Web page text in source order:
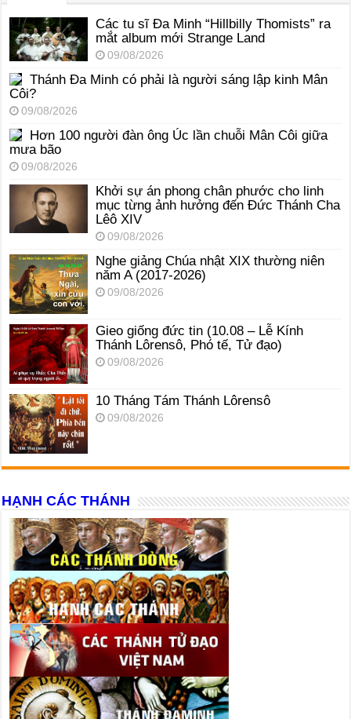
Các tu sĩ Đa Minh “Hillbilly Thomists” ra
mắt album mới Strange Land
09/08/2026
Thánh Đa Minh có phải là người sáng lập kinh Mân
Côi?
09/08/2026
Hơn 100 người đàn ông Úc lần chuỗi Mân Côi giữa
mưa bão
09/08/2026
Khởi sự án phong chân phước cho linh
mục từng ảnh hưởng đến Đức Thánh Cha
Lêô XIV
09/08/2026
Nghe giảng Chúa nhật XIX thường niên
năm A (2017-2026)
09/08/2026
Gieo giống đức tin (10.08 – Lễ Kính
Thánh Lôrensô, Phó tế, Tử đạo)
09/08/2026
10 Tháng Tám Thánh Lôrensô
09/08/2026
HẠNH CÁC THÁNH